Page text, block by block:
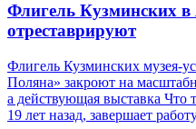
Флигель Кузминских
отреставрируют
Флигель Кузминских музея-
Поляна» закроют на
а действующая выставка Что
19 лет назад, завершает